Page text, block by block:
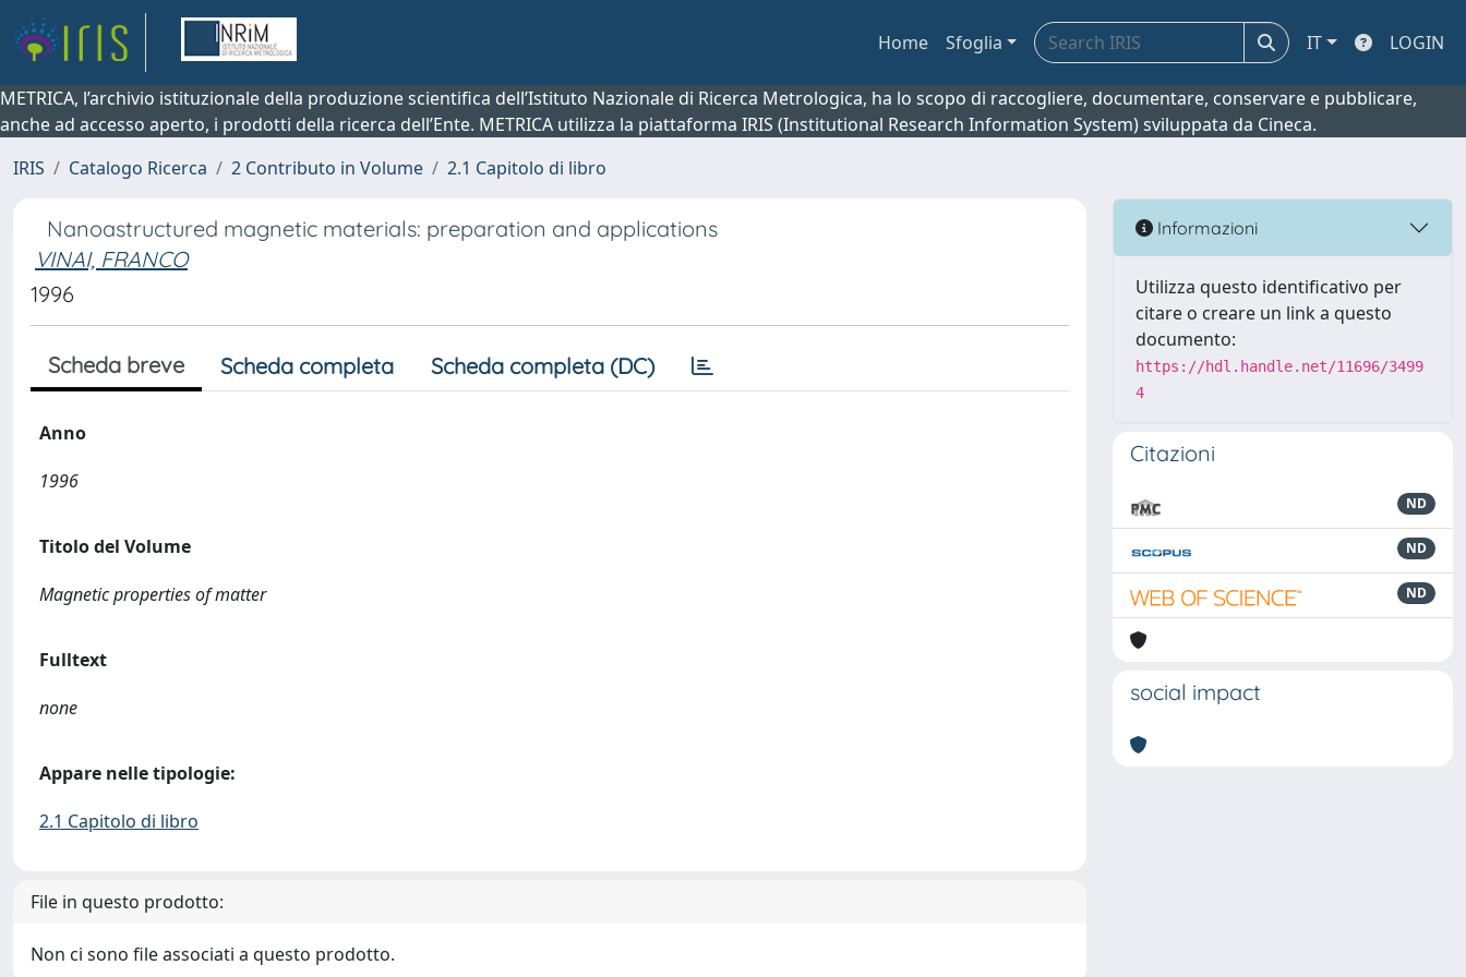
Home Sfoglia IT LOGIN
METRICA, l’archivio istituzionale della produzione scientifica dell’Istituto Nazionale di Ricerca Metrologica, ha lo scopo di raccogliere, documentare, conservare e pubblicare,
anche ad accesso aperto, i prodotti della ricerca dell’Ente. METRICA utilizza la piattaforma IRIS (Institutional Research Information System) sviluppata da Cineca.
IRIS
Catalogo Ricerca 2 Contributo in Volume 2.1 Capitolo di libro
Nanoastructured magnetic materials: preparation and applications
VINAI, FRANCO
1996
Scheda breve Scheda completa Scheda completa (DC)
Anno
1996
Titolo del Volume
Magnetic properties of matter
Fulltext
none
Appare nelle tipologie:
2.1 Capitolo di libro
File in questo prodotto:
Non ci sono file associati a questo prodotto.
Informazioni
Utilizza questo identificativo per
citare o creare un link a questo
documento:
https://hdl.handle.net/11696/3499
4
Citazioni
ND
ND
ND
social impact